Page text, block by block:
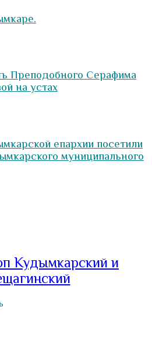
Преподобного Серафима
на устах
епархии посетили
муниципального
Кудымкарский и